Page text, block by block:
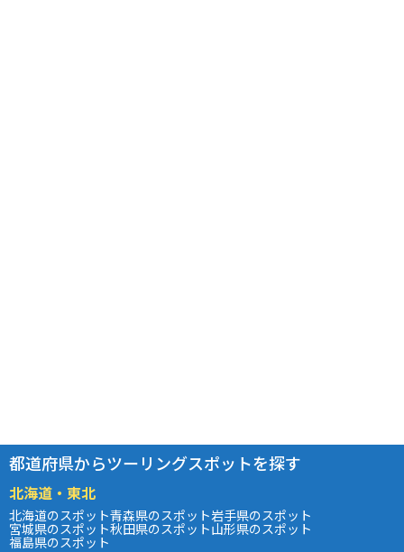
都道府県からツーリングスポットを探す
北海道・東北
北海道のスポット青森県のスポット岩手県のスポット
宮城県のスポット秋田県のスポット山形県のスポット
福島県のスポット